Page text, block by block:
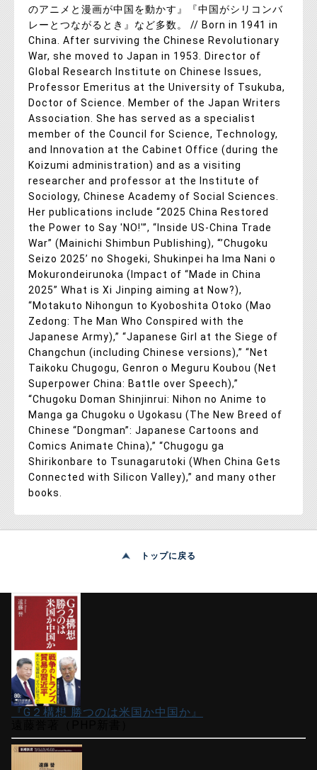
のアニメと漫画が中国を動かす』『中国がシリコンバ
レーとつながるとき』など多数。 // Born in 1941 in
China. After surviving the Chinese Revolutionary
War, she moved to Japan in 1953. Director of
Global Research Institute on Chinese Issues,
Professor Emeritus at the University of Tsukuba,
Doctor of Science. Member of the Japan Writers
Association. She has served as a specialist
member of the Council for Science, Technology,
and Innovation at the Cabinet Office (during the
Koizumi administration) and as a visiting
researcher and professor at the Institute of
Sociology, Chinese Academy of Social Sciences.
Her publications include “2025 China Restored
the Power to Say 'NO!'”, “Inside US-China Trade
War” (Mainichi Shimbun Publishing), “’Chugoku
Seizo 2025’ no Shogeki, Shukinpei ha Ima Nani o
Mokurondeirunoka (Impact of “Made in China
2025” What is Xi Jinping aiming at Now?),
“Motakuto Nihongun to Kyoboshita Otoko (Mao
Zedong: The Man Who Conspired with the
Japanese Army),” “Japanese Girl at the Siege of
Changchun (including Chinese versions),” “Net
Taikoku Chugogu, Genron o Meguru Koubou (Net
Superpower China: Battle over Speech),”
“Chugoku Doman Shinjinrui: Nihon no Anime to
Manga ga Chugoku o Ugokasu (The New Breed of
Chinese “Dongman”: Japanese Cartoons and
Comics Animate China),” “Chugogu ga
Shirikonbare to Tsunagarutoki (When China Gets
Connected with Silicon Valley),” and many other
books.
トップに戻る
『G２構想 勝つのは米国か中国か』